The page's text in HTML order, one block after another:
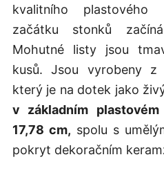
kvalitního
začátku stonků
Mohutné listy jsou
kusů. Jsou vyrobeny z
který je na dotek jako
v základním plastovém
17,78 cm, spolu s
pokryt dekoračním